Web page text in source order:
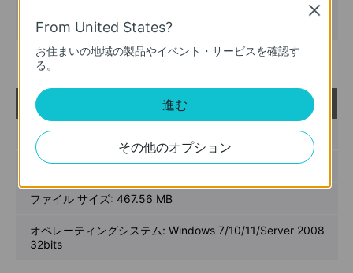
オペレーティングシステム: Windows 7/10/11/Server 2008
64bits
リリースノート >
VIGI VMS_1.7.24_32bits
ウンロ
ード
公開日:2024-11-28
言語:多言語
ファイル サイズ: 467.56 MB
オペレーティングシステム: Windows 7/10/11/Server 2008
32bits
From United States?
お住まいの地域の製品やイベント・サービスを確認す
る。
進む
その他のオプション
Close